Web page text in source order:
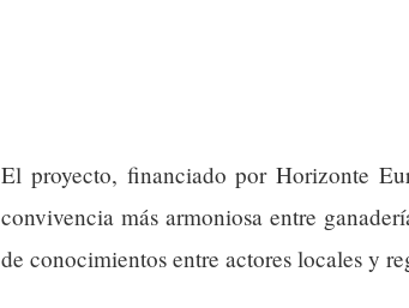
El proyecto, financiado por Horizonte
convivencia más armoniosa entre
de conocimientos entre actores locales y